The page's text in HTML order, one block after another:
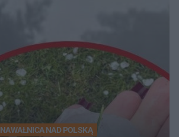
NAWAŁNICA NAD POLSKĄ